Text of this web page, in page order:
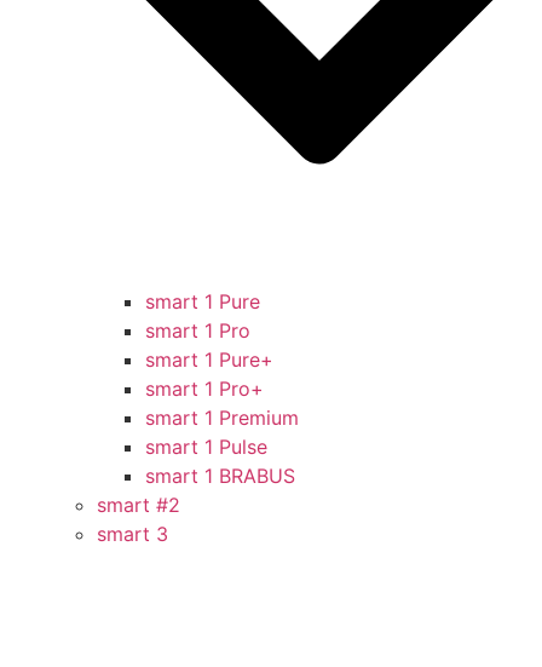
smart 1 Pure
smart 1 Pro
smart 1 Pure+
smart 1 Pro+
smart 1 Premium
smart 1 Pulse
smart 1 BRABUS
smart #2
smart 3